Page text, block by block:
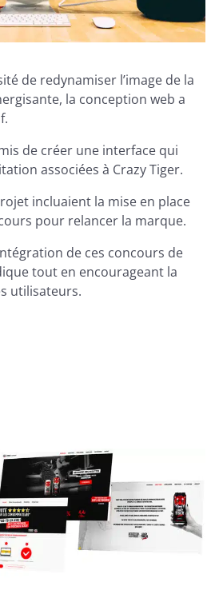
de redynamiser l’image de la
la conception web a
de créer une interface qui
associées à Crazy Tiger.
incluaient la mise en place
pour relancer la marque.
de ces concours de
tout en encourageant la
utilisateurs.